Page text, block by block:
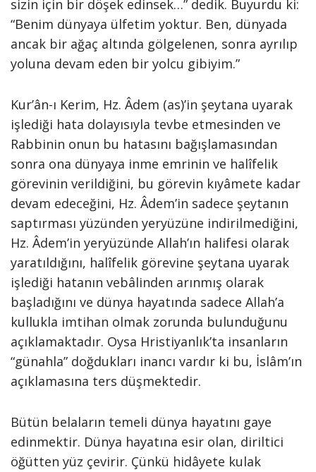
sizin için bir döşek edinsek…” dedik. Buyurdu ki:
“Benim dünyaya ülfetim yoktur. Ben, dünyada
ancak bir ağaç altında gölgelenen, sonra ayrılıp
yoluna devam eden bir yolcu gibiyim.”
Kur’ân-ı Kerim, Hz. Âdem (as)’in şeytana uyarak
işlediği hata dolayısıyla tevbe etmesinden ve
Rabbinin onun bu hatasını bağışlamasından
sonra ona dünyaya inme emrinin ve halîfelik
görevinin verildiğini, bu görevin kıyâmete kadar
devam edeceğini, Hz. Âdem’in sadece şeytanın
saptırması yüzünden yeryüzüne indirilmediğini,
Hz. Âdem’in yeryüzünde Allah’ın halifesi olarak
yaratıldığını, halîfelik görevine şeytana uyarak
işlediği hatanın vebâlinden arınmış olarak
başladığını ve dünya hayatında sadece Allah’a
kullukla imtihan olmak zorunda bulunduğunu
açıklamaktadır. Oysa Hristiyanlık’ta insanların
“günahla” doğdukları inancı vardır ki bu, İslâm’ın
açıklamasına ters düşmektedir.
Bütün belaların temeli dünya hayatını gaye
edinmektir. Dünya hayatına esir olan, diriltici
öğütten yüz çevirir. Çünkü hidâyete kulak